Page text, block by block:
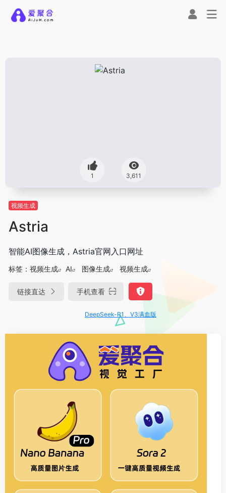
1 3,611
视频生成
Astria
智能AI图像生成，Astria官网入口网址
标签： 视频生成 AI 图像生成 视频生成
链接直达 手机查看
DeepSeek-R1、V3满血版免费用！- 字节Trae即可编程又